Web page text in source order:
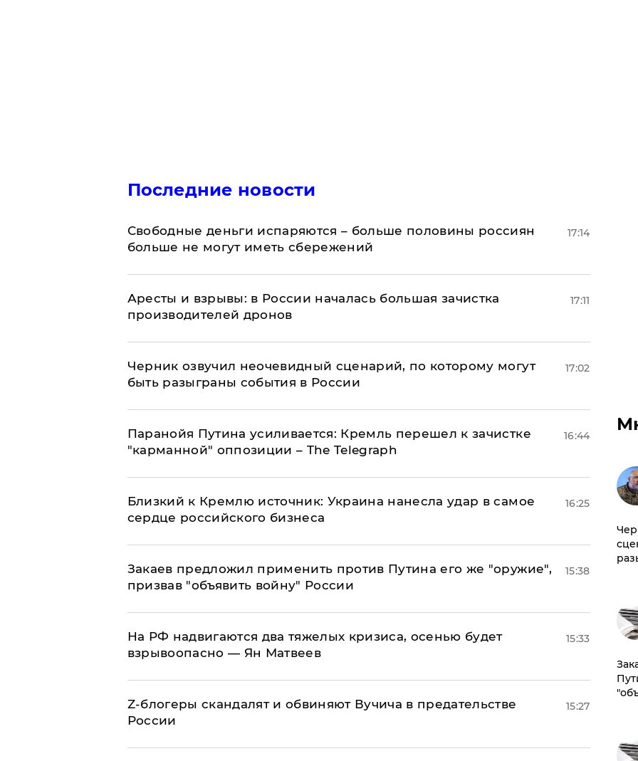
Последние новости
Свободные деньги испаряются – больше половины россиян
больше не могут иметь сбережений
17:14
Аресты и взрывы: в России началась большая зачистка
производителей дронов
17:11
Черник озвучил неочевидный сценарий, по которому могут
быть разыграны события в России
17:02
Паранойя Путина усиливается: Кремль перешел к зачистке
"карманной" оппозиции – The Telegraph
16:44
Близкий к Кремлю источник: Украина нанесла удар в самое
сердце российского бизнеса
16:25
Закаев предложил применить против Путина его же "оружие",
призвав "объявить войну" России
15:38
На РФ надвигаются два тяжелых кризиса, осенью будет
взрывоопасно — Ян Матвеев
15:33
Z-блогеры скандалят и обвиняют Вучича в предательстве
России
15:27